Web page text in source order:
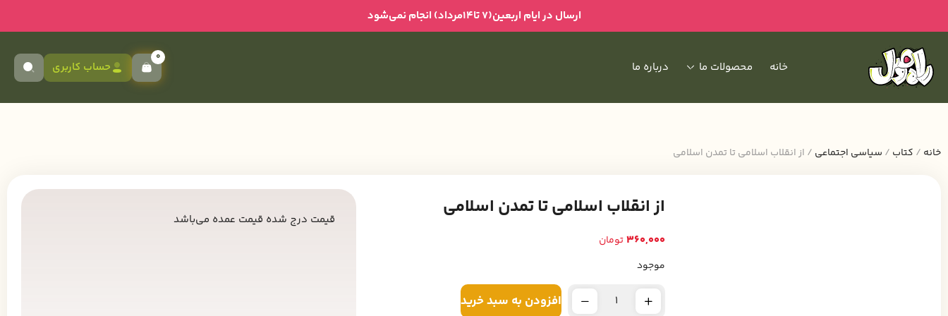
ارسال در ایام اربعین(۷ تا۱۴مرداد) انجام نمی‌شود
خانه محصولات ما درباره ما حساب کاربری
0
خانه / کتاب / سیاسی اجتماعی / از انقلاب اسلامی تا تمدن اسلامی
از انقلاب اسلامی تا تمدن اسلامی
360,000تومان
موجود
افزودن به سبد خرید
قیمت درج شده قیمت عمده می‌باشد